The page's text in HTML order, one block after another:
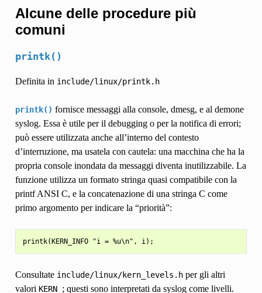
Alcune delle procedure più
comuni
printk()
Definita in include/linux/printk.h
printk() fornisce messaggi alla console, dmesg, e al demone
syslog. Essa è utile per il debugging o per la notifica di errori;
può essere utilizzata anche all’interno del contesto
d’interruzione, ma usatela con cautela: una macchina che ha la
propria console inondata da messaggi diventa inutilizzabile. La
funzione utilizza un formato stringa quasi compatibile con la
printf ANSI C, e la concatenazione di una stringa C come
primo argomento per indicare la “priorità”:
Consultate include/linux/kern_levels.hper gli altri
valori KERN_ ; questi sono interpretati da syslog come livelli.